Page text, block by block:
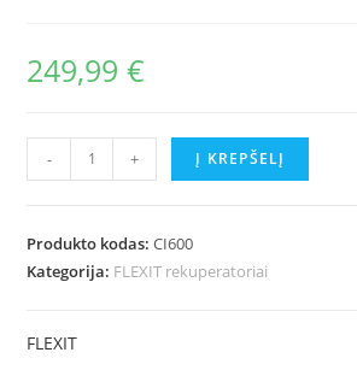
249,99€
produkto
kiekis:
REKUPERATORIAUS
VALDYMO
CI600
- + Į KREPŠELĮ
Produkto kodas:CI600
Kategorija: FLEXIT rekuperatoriai
FLEXIT